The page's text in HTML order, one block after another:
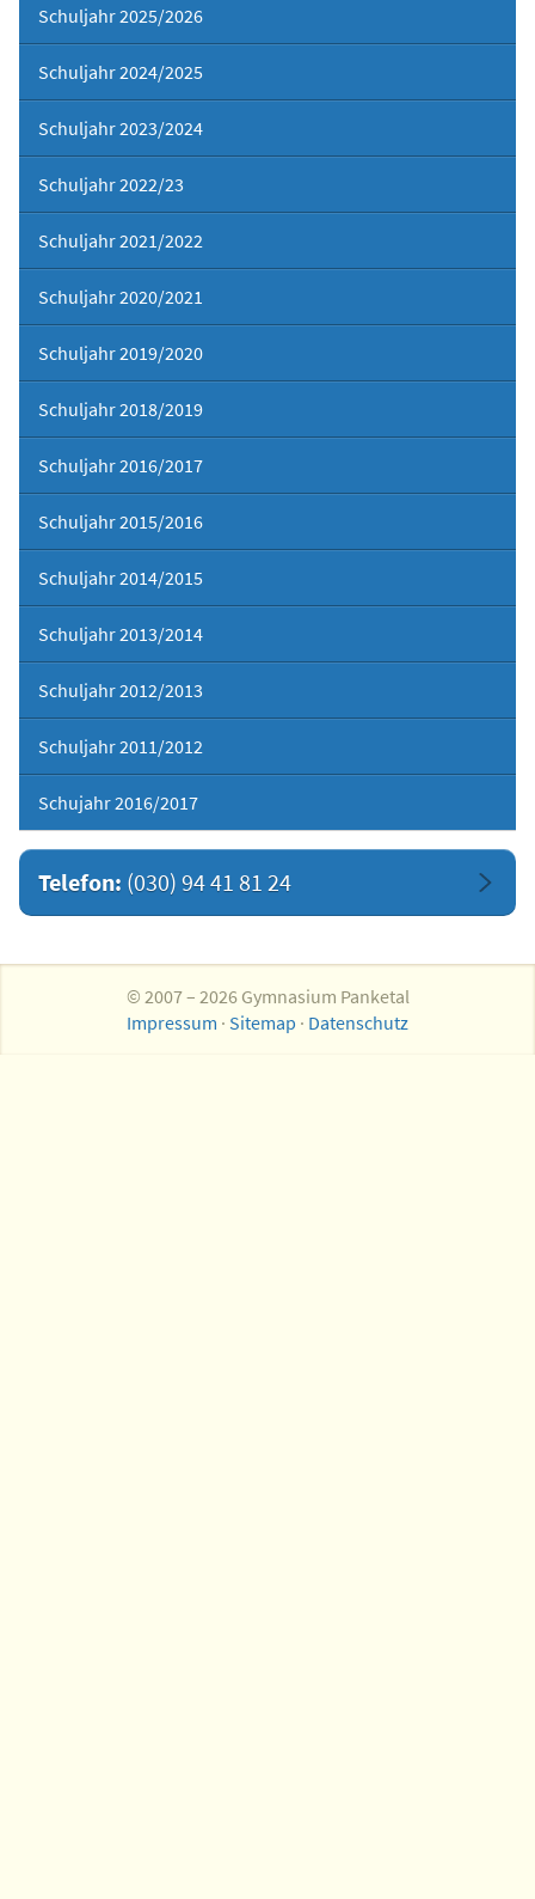
Schuljahr 2025/2026
Schuljahr 2024/2025
Schuljahr 2023/2024
Schuljahr 2022/23
Schuljahr 2021/2022
Schuljahr 2020/2021
Schuljahr 2019/2020
Schuljahr 2018/2019
Schuljahr 2016/2017
Schuljahr 2015/2016
Schuljahr 2014/2015
Schuljahr 2013/2014
Schuljahr 2012/2013
Schuljahr 2011/2012
Schujahr 2016/2017
Telefon: (030) 94 41 81 24
© 2007 – 2026 Gymnasium Panketal
Impressum · Sitemap · Datenschutz